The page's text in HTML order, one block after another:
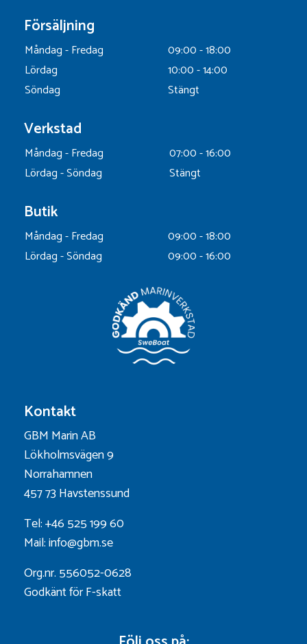
Försäljning
Måndag - Fredag
09:00 - 18:00
Lördag
10:00 - 14:00
Söndag
Stängt
Verkstad
Måndag - Fredag
07:00 - 16:00
Lördag - Söndag
Stängt
Butik
Måndag - Fredag
09:00 - 18:00
Lördag - Söndag
09:00 - 16:00
Kontakt
GBM Marin AB
Lökholmsvägen 9
Norrahamnen
457 73 Havstenssund
Tel: +46 525 199 60
Mail: info@gbm.se
Org.nr. 556052-0628
Godkänt för F-skatt